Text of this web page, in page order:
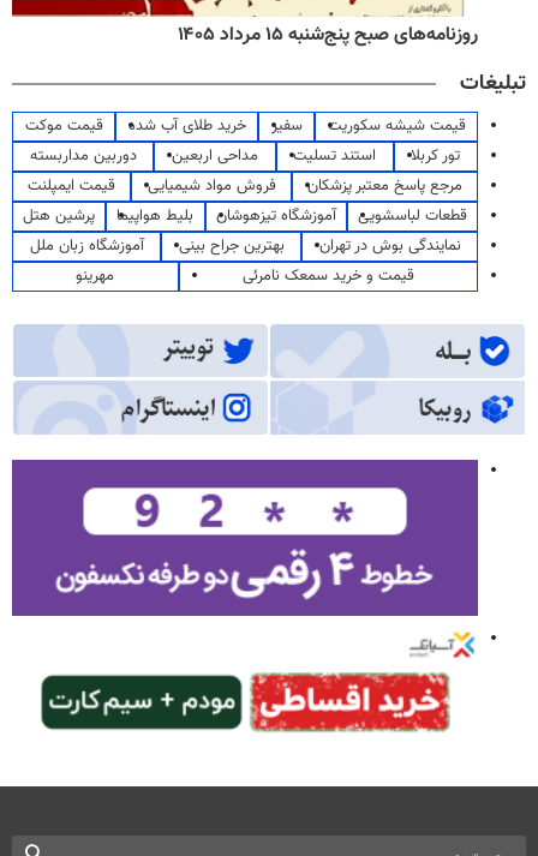
روزنامه‌های صبح پنج‌شنبه ۱۵ مرداد ۱۴۰۵
تبلیغات
قیمت شیشه سکوریت سفیر خرید طلای آب شده
قیمت موکت
تور کربلا
استند تسلیت مداحی اربعین
دوربین مداربسته
مرجع پاسخ معتبر پزشکان
فروش مواد شیمیایی
قیمت ایمپلنت
قطعات لباسشویی
آموزشگاه تیزهوشان بلیط هواپیما
پرشین هتل
نمایندگی بوش در تهران
بهترین جراح بینی
آموزشگاه زبان ملل
قیمت و خرید سمعک نامرئی
مهرینو